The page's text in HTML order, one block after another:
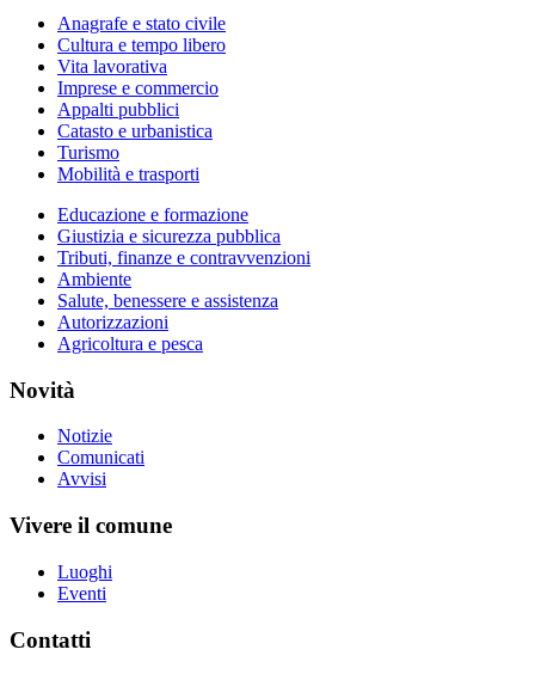
Anagrafe e stato civile
Cultura e tempo libero
Vita lavorativa
Imprese e commercio
Appalti pubblici
Catasto e urbanistica
Turismo
Mobilità e trasporti
Educazione e formazione
Giustizia e sicurezza pubblica
Tributi, finanze e contravvenzioni
Ambiente
Salute, benessere e assistenza
Autorizzazioni
Agricoltura e pesca
Novità
Notizie
Comunicati
Avvisi
Vivere il comune
Luoghi
Eventi
Contatti